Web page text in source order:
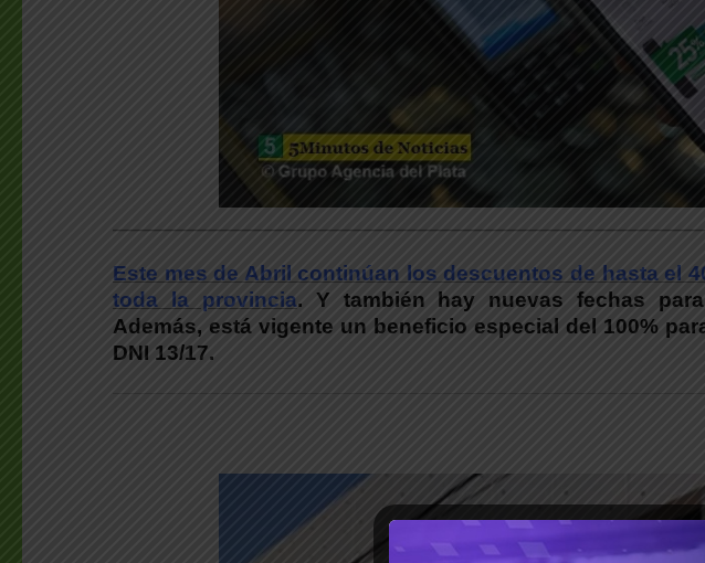
Este mes de Abril continúan los descuentos de hasta el
toda la provincia. Y también hay nuevas fechas
Además, está vigente un beneficio especial del 100%
DNI 13/17.